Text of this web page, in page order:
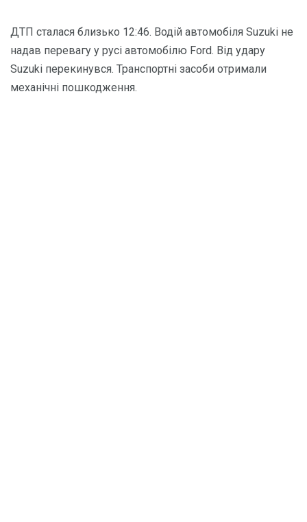
ДТП сталася близько 12:46. Водій автомобіля Suzuki не
надав перевагу у русі автомобілю Ford. Від удару
Suzuki перекинувся. Транспортні засоби отримали
механічні пошкодження.